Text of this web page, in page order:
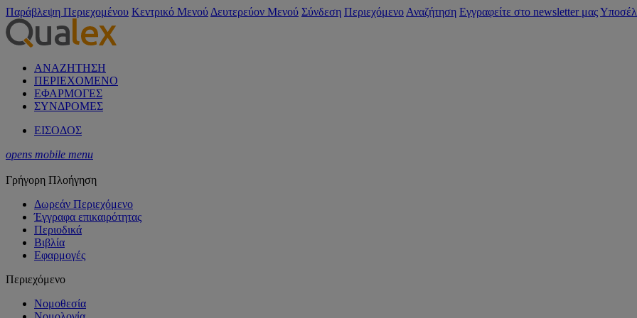
Παράβλεψη Περιεχομένου Κεντρικό Μενού Δευτερεύον Μενού Σύνδεση Περιεχόμενο Αναζήτηση Εγγραφείτε στο newsletter μας
ΑΝΑΖΗΤΗΣΗ
ΠΕΡΙΕΧΟΜΕΝΟ
ΕΦΑΡΜΟΓΕΣ
ΣΥΝΔΡΟΜΕΣ
ΕΙΣΟΔΟΣ
opens mobile menu
Γρήγορη Πλοήγηση
Δωρεάν Περιεχόμενο
Έγγραφα επικαιρότητας
Περιοδικά
Βιβλία
Εφαρμογές
Περιεχόμενο
Νομοθεσία